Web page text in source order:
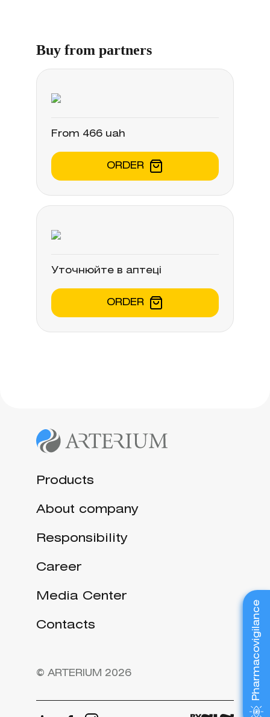
Buy from partners
From 466 uah
ORDER
Уточнюйте в аптеці
ORDER
Pharmacovigilance
Products
About company
Responsibility
Career
Media Center
Contacts
© ARTERIUM 2026